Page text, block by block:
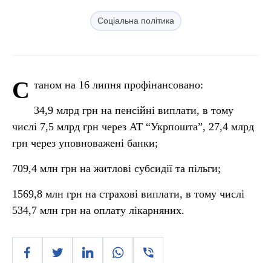
Соціальна політика
С таном на 16 липня профінансовано:
34,9 млрд грн на пенсійні виплати, в тому
числі 7,5 млрд грн через АТ “Укрпошта”, 27,4 млрд
грн через уповноважені банки;
709,4 млн грн на житлові субсидії та пільги;
1569,8 млн грн на страхові виплати, в тому числі
534,7 млн грн на оплату лікарняних.